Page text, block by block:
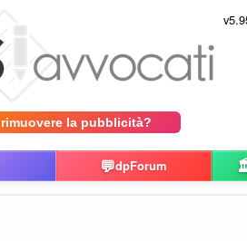
rimuovere la pubblicità?
💬dpForum